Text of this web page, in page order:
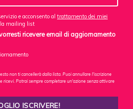
e acconsento al trattamento dei miei
mailing list
ricevere email di aggiornamento
non ti cancellerà dalla lista. Puoi annullare l'iscrizione
ricevi. Potrai sempre completare un'azione senza attivare